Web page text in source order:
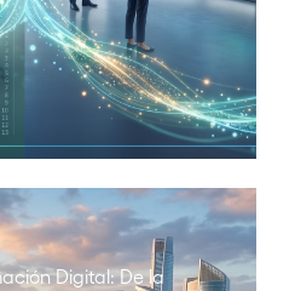
Digital: De la